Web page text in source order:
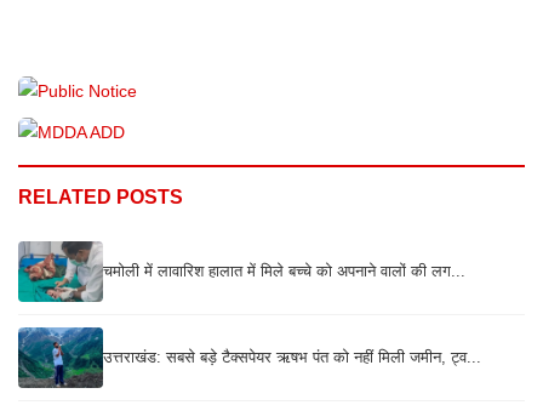
RELATED POSTS
चमोली में लावारिश हालात में मिले बच्चे को अपनाने वालों की लग...
उत्तराखंड: सबसे बड़े टैक्सपेयर ऋषभ पंत को नहीं मिली जमीन, ट्व...